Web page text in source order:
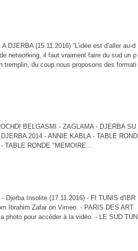
DJERBA (15.11.2016) “L’idée est d’aller au-d
networking, il faut vraiment faire du sud un p
tremplin, du coup nous proposons des formati
BELGASMI - ZAGLAMA - DJERBA SU
2014 - ANNIE KABLA - TABLE ROND
TABLE RONDE "MEMOIRE...
Djerba Insolite (17.11.2016) - FI TUNIS d'IBR
Ibrahim Zafar on Vimeo. - PARIS DES ART
photo pour accéder à la vidéo. - LE SUD TUN